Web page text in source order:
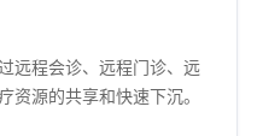
远程会诊、远程门诊、远
资源的共享和快速下沉。